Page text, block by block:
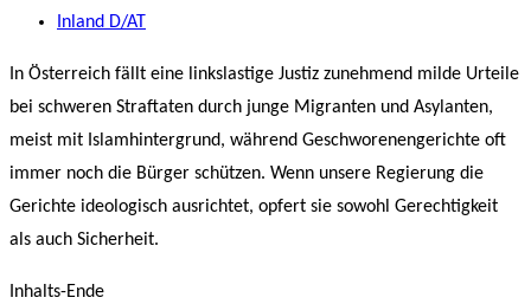
veröffentlicht:
Beitrags-
Inland D/AT
In Österreich fällt eine linkslastige Justiz zunehmend milde Urteile
bei schweren Straftaten durch junge Migranten und Asylanten,
meist mit Islamhintergrund, während Geschworenengerichte oft
immer noch die Bürger schützen. Wenn unsere Regierung die
Gerichte ideologisch ausrichtet, opfert sie sowohl Gerechtigkeit
als auch Sicherheit.
Inhalts-Ende